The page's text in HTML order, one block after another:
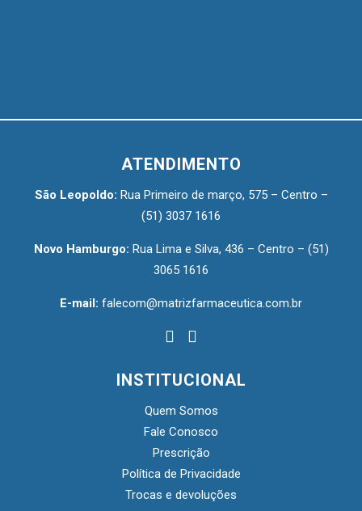
ATENDIMENTO
São Leopoldo: Rua Primeiro de março, 575 – Centro –
(51) 3037 1616
Novo Hamburgo: Rua Lima e Silva, 436 – Centro – (51)
3065 1616
E-mail: falecom@matrizfarmaceutica.com.br
INSTITUCIONAL
Quem Somos
Fale Conosco
Prescrição
Política de Privacidade
Trocas e devoluções